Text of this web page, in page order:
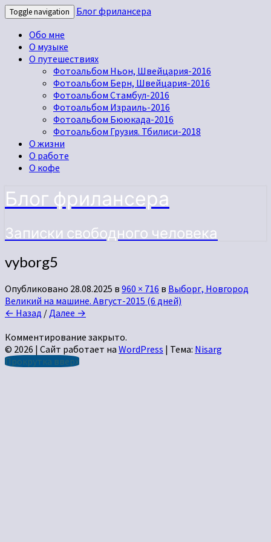
Toggle navigation
Блог фрилансера
Обо мне
О музыке
О путешествиях
Фотоальбом Ньон, Швейцария-2016
Фотоальбом Берн, Швейцария-2016
Фотоальбом Стамбул-2016
Фотоальбом Израиль-2016
Фотоальбом Бююкада-2016
Фотоальбом Грузия. Тбилиси-2018
О жизни
О работе
О кофе
Блог фрилансера
Записки свободного человека
vyborg5
Опубликовано 28.08.2025 в 960 × 716 в Выборг, Новгород
Великий на машине. Август-2015 (6 дней)
← Назад /Далее →
Комментирование закрыто.
© 2026 | Сайт работает на WordPress | Тема: Nisarg
Прокрутка вверх